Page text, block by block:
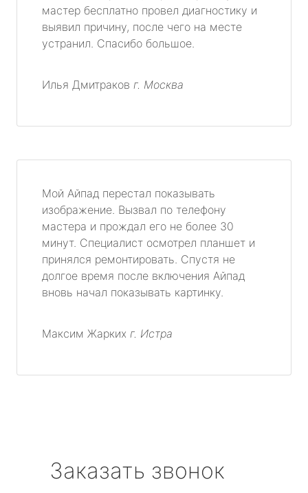
мастер бесплатно провел диагностику и
выявил причину, после чего на месте
устранил. Спасибо большое.
Илья Дмитраков г. Москва
Мой Айпад перестал показывать
изображение. Вызвал по телефону
мастера и прождал его не более 30
минут. Специалист осмотрел планшет и
принялся ремонтировать. Спустя не
долгое время после включения Айпад
вновь начал показывать картинку.
Максим Жарких г. Истра
Заказать звонок